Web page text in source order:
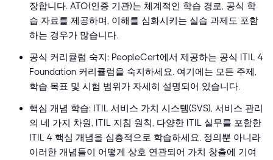
장합니다. ATO(인증 기관)는 체계적인 학습 경로, 공식 학
습 자료를 제공하며, 이해를 심화시키는 실습 과제도 포함
하는 경우가 많습니다.
공식 커리큘럼 숙지: PeopleCert에서 제공하는 공식 ITIL 4
Foundation 커리큘럼을 숙지하세요. 여기에는 모든 주제,
학습 목표 및 시험 범위가 자세히 설명되어 있습니다.
핵심 개념 학습: ITIL 서비스 가치 시스템(SVS), 서비스 관리
의 네 가지 차원, ITIL 지침 원칙, 다양한 ITIL 실무를 포함한
ITIL 4 핵심 개념을 심층적으로 학습하세요. 정의뿐 아니라
이러한 개념들이 어떻게 상호 연관되어 가치 창출에 기여